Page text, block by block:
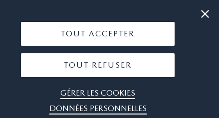
TOUT ACCEPTER
TOUT REFUSER
GÉRER LES COOKIES
DONNÉES PERSONNELLES